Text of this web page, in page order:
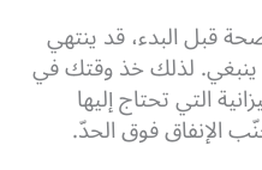
قبل البدء، قد ينتهي
ينبغي. لذلك خذ وقتك في
التي تحتاج إليها
الإنفاق فوق الحدّ.